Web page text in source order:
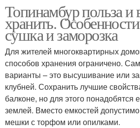
Топинамбур польза и
хранить.
сушка и заморозка
Для жителей многоквартирных
способов хранения ограничено.
варианты – это высушивание или
клубней. Сохранить лучшие
балконе, но для этого понадобятся
землей. Вместо емкостей
мешки с торфом или опилками.